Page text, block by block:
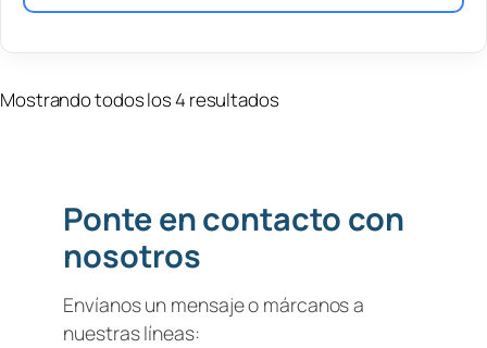
Mostrando todos los 4 resultados
Ponte en contacto con
nosotros
Envíanos un mensaje o márcanos a
nuestras líneas: